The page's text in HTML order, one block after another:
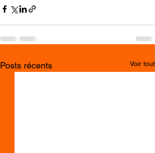
Posts récents Voir tout